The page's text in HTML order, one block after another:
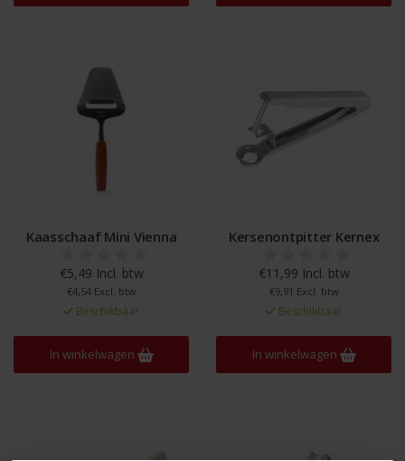
Kaasschaaf Mini Vienna
€5,49 Incl. btw
€4,54 Excl. btw
Beschikbaar
In winkelwagen
Kersenontpitter Kernex
€11,99 Incl. btw
€9,91 Excl. btw
Beschikbaar
In winkelwagen